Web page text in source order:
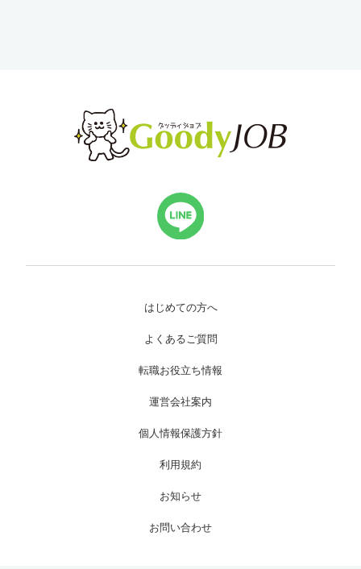
はじめての方へ
よくあるご質問
転職お役立ち情報
運営会社案内
個人情報保護方針
利用規約
お知らせ
お問い合わせ